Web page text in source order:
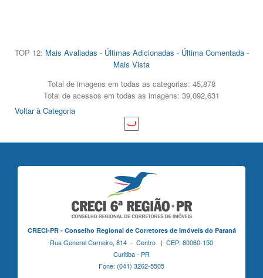
TOP 12: Mais Avaliadas - Últimas Adicionadas - Última Comentada-
Mais Vista
Total de imagens em todas as categorias: 45,878
Total de acessos em todas as imagens: 39,092,631
Voltar à Categoria
CRECI-PR - Conselho Regional de Corretores de Imóveis do Paraná
Rua General Carneiro, 814 - Centro | CEP: 80060-150
Curitiba - PR
Fone: (041) 3262-5505